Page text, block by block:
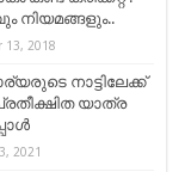
നിയമങ്ങളും..
13, 2018
നാട്ടിലേക്ക്
യാത്ര
2021